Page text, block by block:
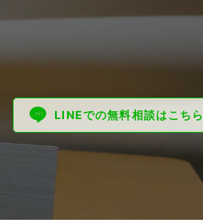
LINEでの無料相談はこちら